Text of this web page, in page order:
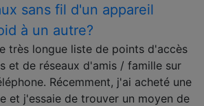
sans fil d'un appareil
à un autre?
très longue liste de points d'accès
et de réseaux d'amis / famille sur
Récemment, j'ai acheté une
et j'essaie de trouver un moyen de